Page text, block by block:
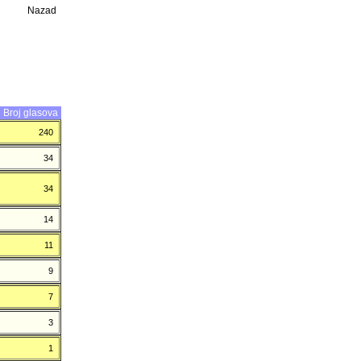
Nazad
Broj glasova
240
34
34
14
11
9
7
3
1